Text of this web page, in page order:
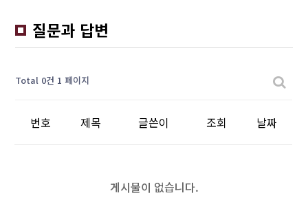
질문과 답변
Total 0건 1 페이지
번호 제목 글쓴이 조회 날짜
게시물이 없습니다.